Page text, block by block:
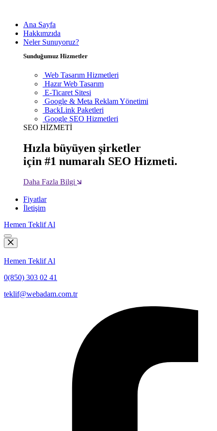
Ana Sayfa
Hakkımzıda
Neler Sunuyoruz?
Sunduğumuz Hizmetler
Web Tasarım Hizmetleri
Hazır Web Tasarım
E-Ticaret Sitesi
Google & Meta Reklam Yönetimi
BackLink Paketleri
Google SEO Hizmetleri
SEO HİZMETİ
Hızla büyüyen şirketler
için #1 numaralı SEO Hizmeti.
Daha Fazla Bilgi
Fiyatlar
İletişim
Hemen Teklif Al
Hemen Teklif Al
0(850) 303 02 41
teklif@webadam.com.tr